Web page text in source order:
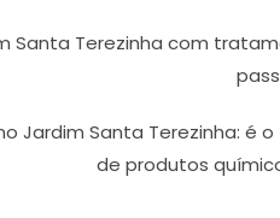
Santa Terezinha com
Jardim Santa Terezinha:
de produtos